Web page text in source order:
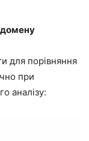
домену
для порівняння
при
аналізу: